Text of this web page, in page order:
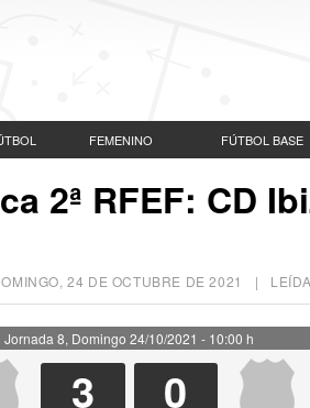
FEMENINO FÚTBOL BASE
2ª RFEF: CD
24 DE OCTUBRE DE 2021 |
Jornada 8, Domingo 24/10/2021 - 10:00 h
3 0